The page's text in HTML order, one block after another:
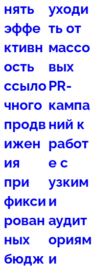
нять
эффе
ктивн
ость
ссыло
чного
продв
ижен
ия
при
фикси
рован
ных
бюдж
уходи
ть от
массо
вых
PR-
кампа
ний к
работ
е с
узким
и
аудит
ориям
и